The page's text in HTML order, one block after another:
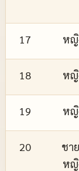
17 หญิ
18 หญิ
19 หญิ
20
ชา
หญิ